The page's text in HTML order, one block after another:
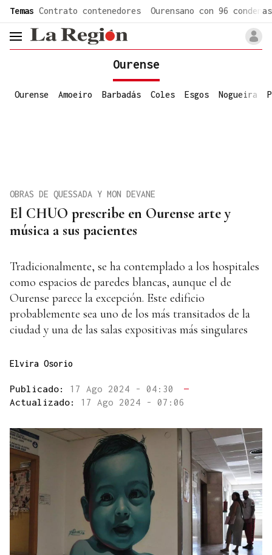
Temas Contrato contenedores Ourensano con 96 condenas
header.menu.open
Ourense
Ourense Amoeiro Barbadás Coles Esgos Nogueira
El CHUO prescribe en Ourense arte y
música a sus pacientes
OBRAS DE QUESSADA Y MON DEVANE
Tradicionalmente, se ha contemplado a los hospitales
como espacios de paredes blancas, aunque el de
Ourense parece la excepción. Este edificio
probablemente sea uno de los más transitados de la
ciudad y una de las salas expositivas más singulares
Elvira Osorio
Publicado: 17 Ago 2024 - 04:30
—
Actualizado: 17 Ago 2024 - 07:06